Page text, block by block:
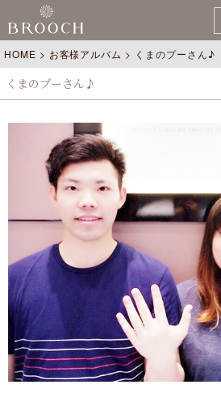
HOME > お客様アルバム > くまのプーさん♪
くまのプーさん♪